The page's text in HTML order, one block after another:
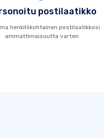
postilaatikko
henkilökohtainen postilaatikkosi
ammattimaisuutta varten